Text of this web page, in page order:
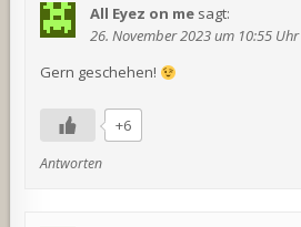
All Eyez on me sagt:
26. November 2023 um 10:55 Uhr
Gern geschehen!
+6
Antworten